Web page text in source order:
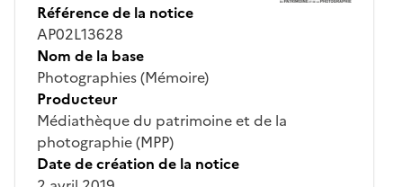
Référence de la notice
AP02L13628
Nom de la base
Photographies (Mémoire)
Producteur
Médiathèque du patrimoine et de la
photographie (MPP)
Date de création de la notice